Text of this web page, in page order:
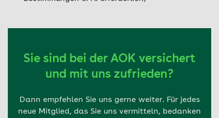
Sie sind bei der AOK versichert
und mit uns zufrieden?
Dann empfehlen Sie uns gerne weiter. Für jedes
neue Mitglied, das Sie uns vermitteln, bedanken